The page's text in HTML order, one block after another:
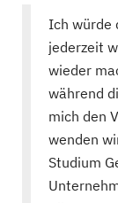
Ich würde
jederzeit
wieder
während
mich den
wenden
Studium